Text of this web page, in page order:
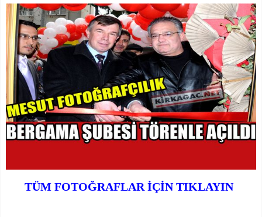
TÜM FOTOĞRAFLAR İÇİN TIKLAYIN